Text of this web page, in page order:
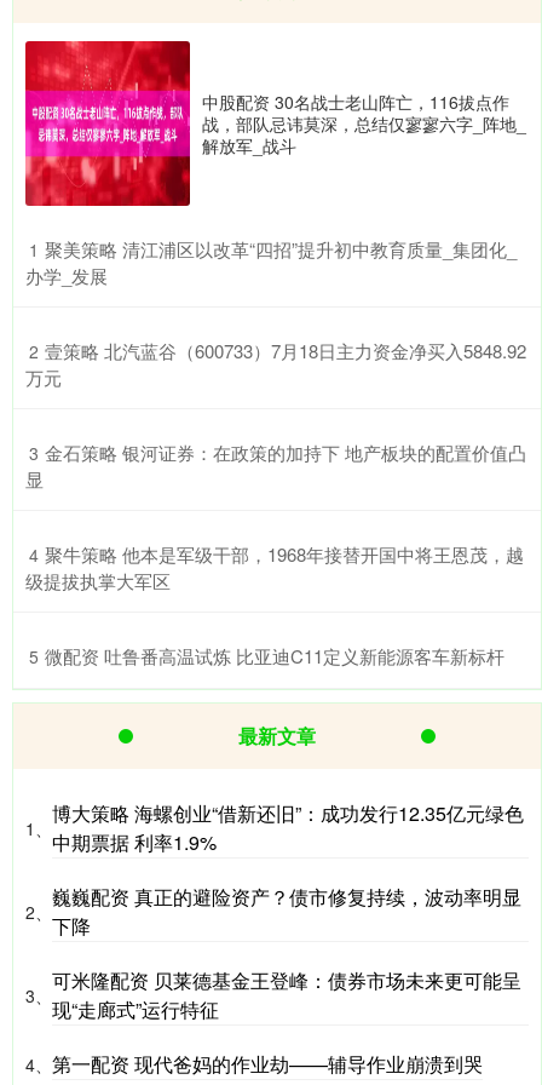
中股配资 30名战士老山阵亡，116拔点作
战，部队忌讳莫深，总结仅寥寥六字_阵地_
解放军_战斗
1 ​聚美策略 清江浦区以改革“四招”提升初中教育质量_集团化_
办学_发展
2 ​壹策略 北汽蓝谷（600733）7月18日主力资金净买入5848.92
万元
3 ​金石策略 银河证券：在政策的加持下 地产板块的配置价值凸
显
4 ​聚牛策略 他本是军级干部，1968年接替开国中将王恩茂，越
级提拔执掌大军区
5 ​微配资 吐鲁番高温试炼 比亚迪C11定义新能源客车新标杆
最新文章
1、
博大策略 海螺创业“借新还旧”：成功发行12.35亿元绿色
中期票据 利率1.9%
2、
巍巍配资 真正的避险资产？债市修复持续，波动率明显
下降
3、
可米隆配资 贝莱德基金王登峰：债券市场未来更可能呈
现“走廊式”运行特征
4、 第一配资 现代爸妈的作业劫——辅导作业崩溃到哭